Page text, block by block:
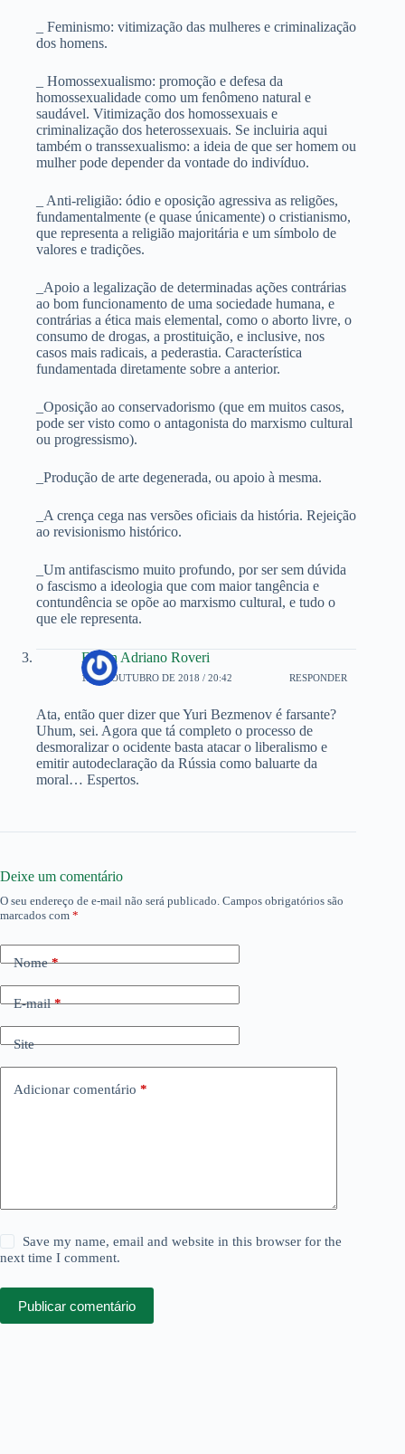
_ Feminismo: vitimização das mulheres e criminalização
dos homens.
_ Homossexualismo: promoção e defesa da
homossexualidade como um fenômeno natural e
saudável. Vitimização dos homossexuais e
criminalização dos heterossexuais. Se incluiria aqui
também o transsexualismo: a ideia de que ser homem ou
mulher pode depender da vontade do indivíduo.
_ Anti-religião: ódio e oposição agressiva as religões,
fundamentalmente (e quase únicamente) o cristianismo,
que representa a religião majoritária e um símbolo de
valores e tradições.
_Apoio a legalização de determinadas ações contrárias
ao bom funcionamento de uma sociedade humana, e
contrárias a ética mais elemental, como o aborto livre, o
consumo de drogas, a prostituição, e inclusive, nos
casos mais radicais, a pederastia. Característica
fundamentada diretamente sobre a anterior.
_Oposição ao conservadorismo (que em muitos casos,
pode ser visto como o antagonista do marxismo cultural
ou progressismo).
_Produção de arte degenerada, ou apoio à mesma.
_A crença cega nas versões oficiais da história. Rejeição
ao revisionismo histórico.
_Um antifascismo muito profundo, por ser sem dúvida
o fascismo a ideologia que com maior tangência e
contundência se opõe ao marxismo cultural, e tudo o
que ele representa.
Edson Adriano Roveri
17 DE OUTUBRO DE 2018 / 20:42 RESPONDER
Ata, então quer dizer que Yuri Bezmenov é farsante?
Uhum, sei. Agora que tá completo o processo de
desmoralizar o ocidente basta atacar o liberalismo e
emitir autodeclaração da Rússia como baluarte da
moral… Espertos.
Deixe um comentário
O seu endereço de e-mail não será publicado. Campos obrigatórios são
marcados com *
Nome*
E-mail*
Site
Adicionar comentário *
Save my name, email and website in this browser for the
next time I comment.
Publicar comentário